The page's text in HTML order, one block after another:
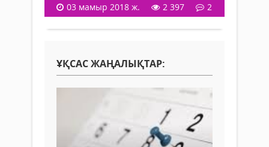
03 мамыр 2018 ж.
2 397 2
ҰҚСАС ЖАҢАЛЫҚТАР: